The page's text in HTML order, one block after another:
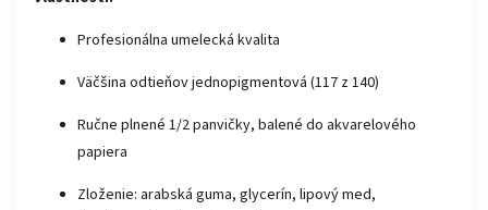
Profesionálna umelecká kvalita
Väčšina odtieňov jednopigmentová (117 z 140)
Ručne plnené 1/2 panvičky, balené do akvarelového
papiera
Zloženie: arabská guma, glycerín, lipový med,